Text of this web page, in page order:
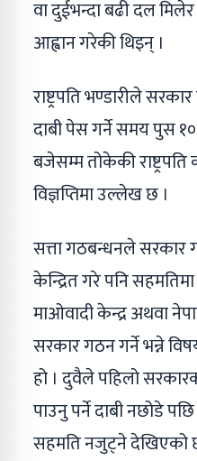
वा दुईभन्दा बढी दल
आह्वान गरेकी थिइन् ।
राष्ट्रपति भण्डारीले
दाबी पेस गर्ने समय पुस
बजेसम्म तोकेकी राष्ट्रपति
विज्ञप्तिमा उल्लेख छ ।
सत्ता गठबन्धनले
केन्द्रित गरे पनि
माओवादी केन्द्र अथवा
सरकार गठन गर्ने भन्ने
हो । दुवैले पहिलो
पाउनु पर्ने दाबी नछोडे
सहमति नजुट्ने देखिएको